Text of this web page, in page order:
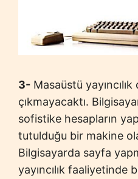
3- Masaüstü
çıkmayacaktı.
sofistike hesapların
tutulduğu bir makine
Bilgisayarda sayfa
yayıncılık faaliyetinde